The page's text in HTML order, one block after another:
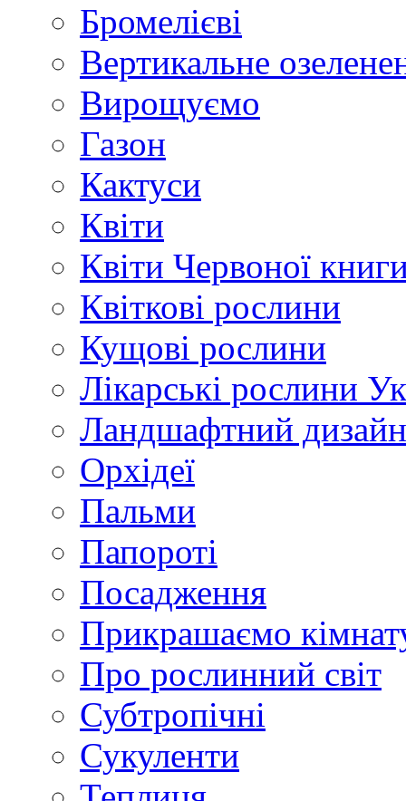
Бромелієві
Вертикальне
Вирощуємо
Газон
Кактуси
Квіти
Квіти Червоної
Квіткові рослини
Кущові рослини
Лікарські рослини
Ландшафтний дизайн
Орхідеї
Пальми
Папороті
Посадження
Прикрашаємо
Про рослинний світ
Субтропічні
Сукуленти